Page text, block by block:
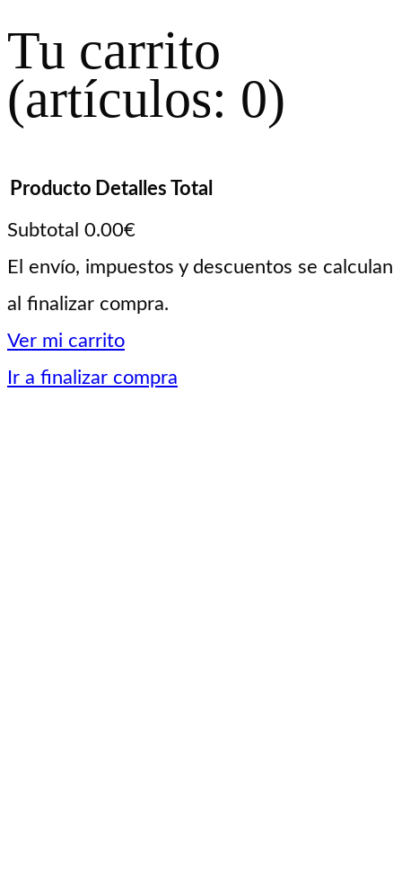
Tu carrito
(artículos: 0)
Productos
del
carrito
Producto Detalles Total
Subtotal 0.00€
El envío, impuestos y descuentos se calculan
al finalizar compra.
Ver mi carrito
Ir a finalizar compra